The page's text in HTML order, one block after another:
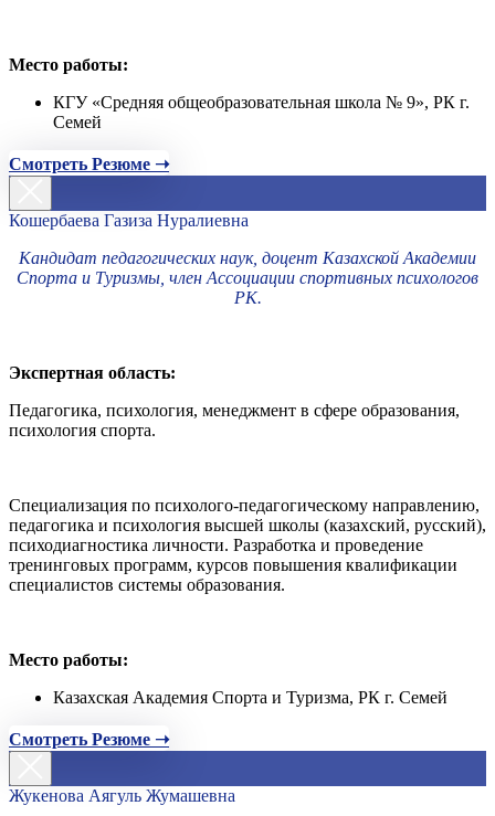
Место работы:
КГУ «Средняя общеобразовательная школа № 9», РК г.
Семей
Смотреть Резюме ➝
Кошербаева Газиза Нуралиевна
Кандидат педагогических наук, доцент Казахской Академии
Спорта и Туризмы, член Ассоциации спортивных психологов
РК.
Экспертная область:
Педагогика, психология, менеджмент в сфере образования,
психология спорта.
Специализация по психолого-педагогическому направлению,
педагогика и психология высшей школы (казахский, русский),
психодиагностика личности. Разработка и проведение
тренинговых программ, курсов повышения квалификации
специалистов системы образования.
Место работы:
Казахская Академия Спорта и Туризма, РК г. Семей
Смотреть Резюме ➝
Жукенова Аягуль Жумашевна